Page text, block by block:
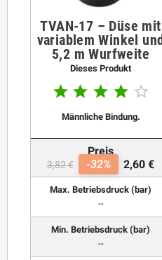
TVAN-17 – Düse mit
variablem Winkel und
5,2 m Wurfweite
Dieses Produkt
    
Männliche Bindung.
Preis
3,82 € -32% 2,60 €
Max. Betriebsdruck (bar)
--
Min. Betriebsdruck (bar)
--